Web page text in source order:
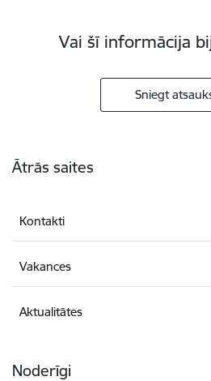
Vai šī informācija
Sniegt
Ātrās saites
Kontakti
Vakances
Aktualitātes
Noderīgi